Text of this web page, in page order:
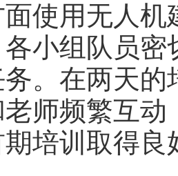
面使用无人
小组队员
。在两天
师频繁互
培训取得良